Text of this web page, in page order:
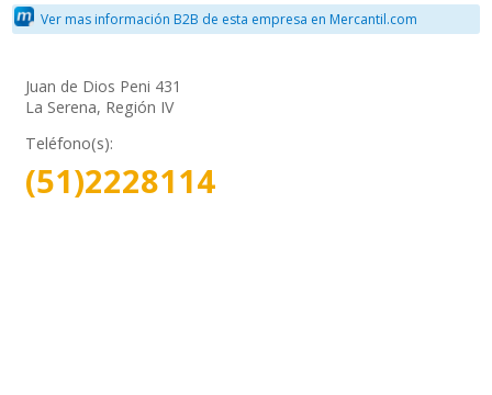
Ver mas información B2B de esta empresa en Mercantil.com
Juan de Dios Peni 431
La Serena, Región IV
Teléfono(s):
(51)2228114